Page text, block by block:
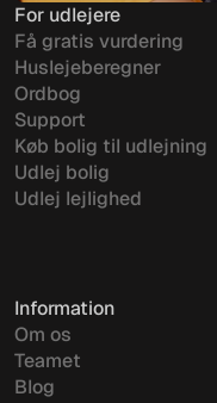
For udlejere
Få gratis vurdering
Huslejeberegner
Ordbog
Support
Køb bolig til udlejning
Udlej bolig
Udlej lejlighed
Information
Om os
Teamet
Blog